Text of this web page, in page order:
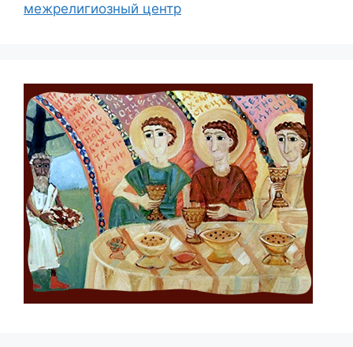
межрелигиозный центр